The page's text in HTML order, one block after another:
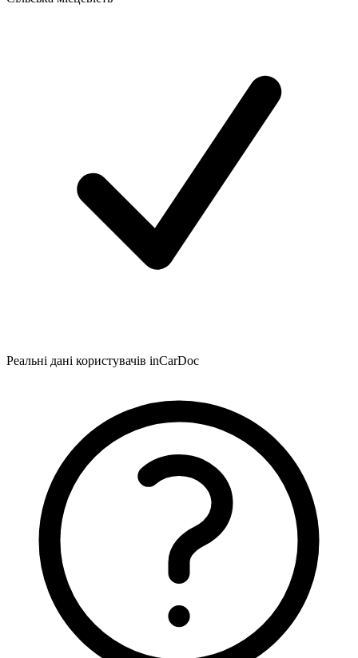
Реальні дані користувачів inCarDoc